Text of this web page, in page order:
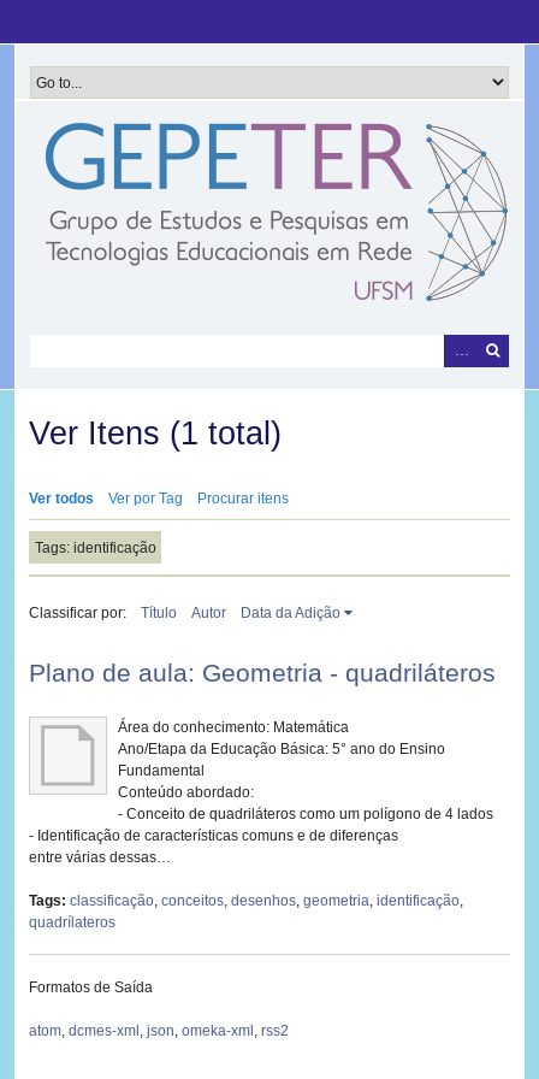
conteúdo
principal
Ver Itens (1 total)
Ver todos Ver por Tag Procurar itens
Tags: identificação
Classificar por: Título Autor Data da Adição
Plano de aula: Geometria - quadriláteros
Área do conhecimento: Matemática
Ano/Etapa da Educação Básica: 5° ano do Ensino
Fundamental
Conteúdo abordado:
- Conceito de quadriláteros como um polígono de 4 lados
- Identificação de características comuns e de diferenças
entre várias dessas…
Tags: classificação, conceitos, desenhos, geometria, identificação,
quadrílateros
Formatos de Saída
atom, dcmes-xml , json, omeka-xml , rss2